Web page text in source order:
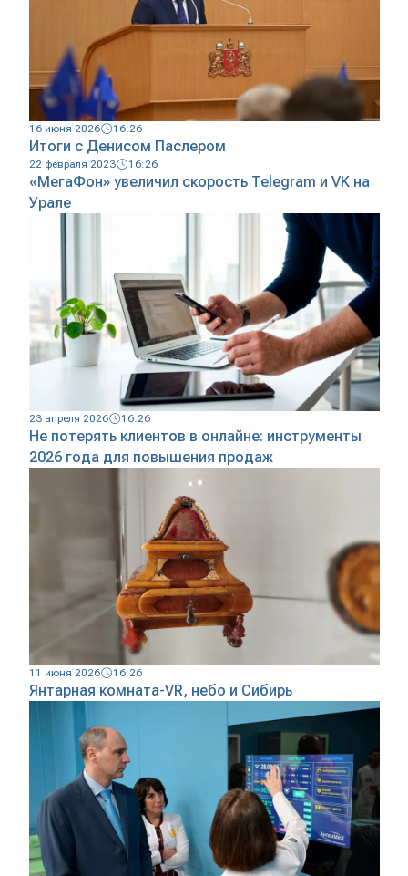
16 июня 2026 16:26
Итоги с Денисом Паслером
22 февраля 2023 16:26
«МегаФон» увеличил скорость Telegram и VK на
Урале
23 апреля 2026 16:26
Не потерять клиентов в онлайне: инструменты
2026 года для повышения продаж
11 июня 2026 16:26
Янтарная комната-VR, небо и Сибирь